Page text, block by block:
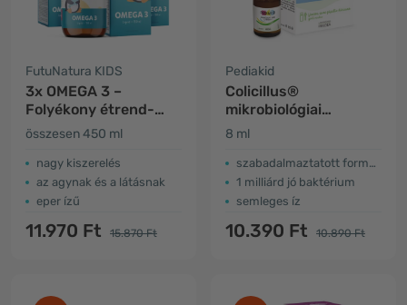
FutuNatura KIDS
3x OMEGA 3 –
Folyékony étrend-
kiegészítő
összesen 450 ml
nagy kiszerelés
az agynak és a látásnak
eper ízű
11.970 Ft 15.870 Ft
Pediakid
Colicillus®
mikrobiológiai
cseppek babáknak
8 ml
szabadalmaztatott formula
1 milliárd jó baktérium
semleges íz
10.390 Ft 10.890 Ft